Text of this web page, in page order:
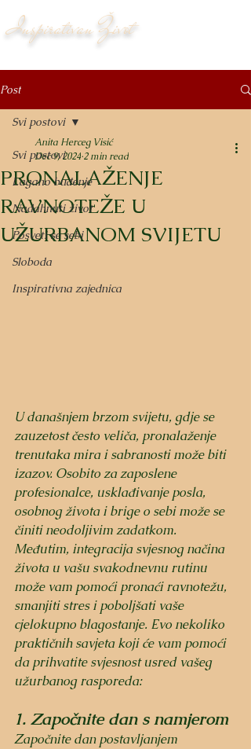
Inspirativan Život
Post
Svi postovi
Lagano buđenje
Nadahnuti život
Posveti se sebi
Sloboda
Inspirativna zajednica
Svi postovi
PRONALAŽENJE
RAVNOTEŽE U
UŽURBANOM SVIJETU
Anita Herceg Visić
Dec 9, 2024 2 min read
U današnjem brzom svijetu, gdje se
zauzetost često veliča, pronalaženje
trenutaka mira i sabranosti može biti
izazov. Osobito za zaposlene
profesionalce, usklađivanje posla,
osobnog života i brige o sebi može se
činiti neodoljivim zadatkom.
Međutim, integracija svjesnog načina
života u vašu svakodnevnu rutinu
može vam pomoći pronaći ravnotežu,
smanjiti stres i poboljšati vaše
cjelokupno blagostanje. Evo nekoliko
praktičnih savjeta koji će vam pomoći
da prihvatite svjesnost usred vašeg
užurbanog rasporeda:
1. Započnite dan s namjerom
Započnite dan postavljanjem